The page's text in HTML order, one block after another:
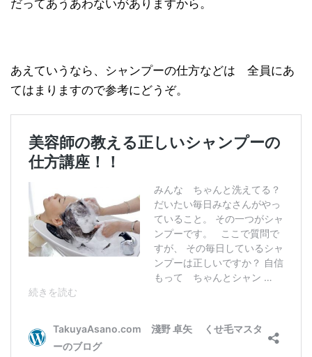
だってあうあわないがありますから。
あえていうなら、シャンプーの仕方などは 全員にあ
てはまりますので参考にどうぞ。